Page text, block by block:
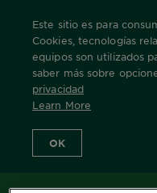
Este sitio es para
Cookies, tecnologías
equipos son utilizados
saber más sobre
privacidad
Learn More
OK
Home Nuestras Marcas